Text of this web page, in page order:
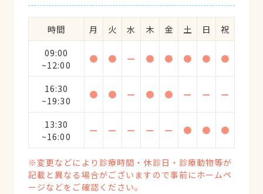
時間 月 火 水 木 金 土 日
祝
09:00
~12:00
● ● ー ● ● ● ● ●
16:30
~19:30
● ● ー ● ● ー ー ー
13:30
~16:00
ー ー ー ー ー ● ● ●
※変更などにより診療時間・休診日・診療動物等が
記載と異なる場合がございますので事前にホームペ
ージなどをご確認ください。